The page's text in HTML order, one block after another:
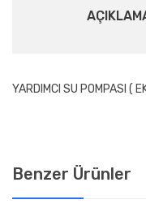
YARDIMCI SU POMPASI (
Benzer Ürünler